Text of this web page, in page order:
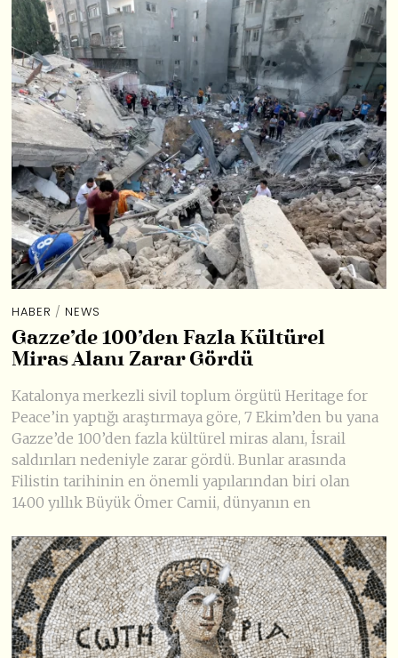
HABER / NEWS
Gazze’de 100’den Fazla Kültürel
Miras Alanı Zarar Gördü
Katalonya merkezli sivil toplum örgütü Heritage for
Peace’in yaptığı araştırmaya göre, 7 Ekim’den bu yana
Gazze’de 100’den fazla kültürel miras alanı, İsrail
saldırıları nedeniyle zarar gördü. Bunlar arasında
Filistin tarihinin en önemli yapılarından biri olan
1400 yıllık Büyük Ömer Camii, dünyanın en